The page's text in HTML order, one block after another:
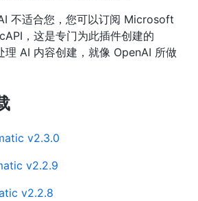
不适合您，您可以订阅 Microsoft
，这是专门为此插件创建的
理 AI 内容创建，就像 OpenAI 所做
v2.3.0
v2.2.9
v2.2.8